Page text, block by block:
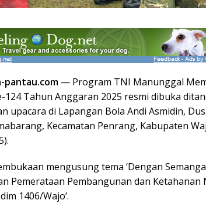
pantau.com — Program TNI Manunggal
124 Tahun Anggaran 2025 resmi dibuka
upacara di Lapangan Bola Andi Asmidin,
Kecamatan Penrang, Kabupaten
mengusung tema ‘Dengan
Pemerataan Pembangunan dan Ketahanan
1406/Wajo’.